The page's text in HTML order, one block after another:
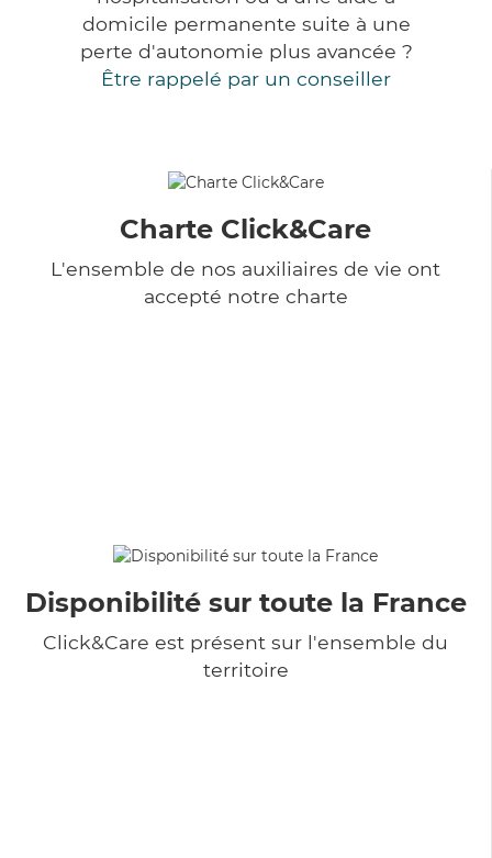
domicile permanente suite à une
perte d'autonomie plus avancée ?
Être rappelé par un conseiller
Charte Click&Care
L'ensemble de nos auxiliaires de vie ont
accepté notre charte
Disponibilité sur toute la France
Click&Care est présent sur l'ensemble du
territoire